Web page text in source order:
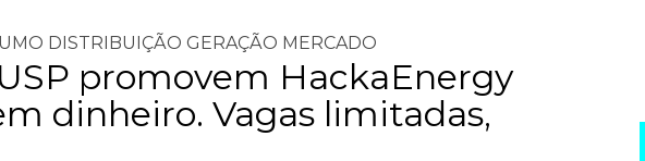
notícias
DISTRIBUIÇÃO GERAÇÃO MERCADO
promovem HackaEnergy
dinheiro. Vagas limitadas,